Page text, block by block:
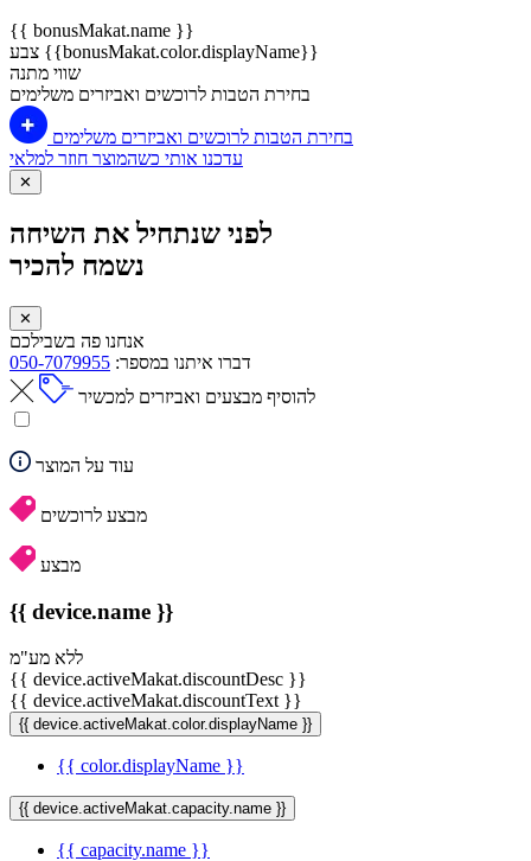
{{ bonusMakat.name }}
צבע {{bonusMakat.color.displayName}}
שווי מתנה
בחירת הטבות לרוכשים ואביזרים משלימים
בחירת הטבות לרוכשים ואביזרים משלימים
עדכנו אותי כשהמוצר חוזר למלאי
✕
לפני שנתחיל את השיחה
נשמח להכיר
✕
אנחנו פה בשבילכם
דברו איתנו במספר: 050-7079955
להוסיף מבצעים ואביזרים למכשיר
עוד על המוצר
מבצע לרוכשים
מבצע
{{ device.name }}
ללא מע"מ
{{ device.activeMakat.discountDesc }}
{{ device.activeMakat.discountText }}
{{ device.activeMakat.color.displayName }}
{{ color.displayName }}
{{ device.activeMakat.capacity.name }}
{{ capacity.name }}